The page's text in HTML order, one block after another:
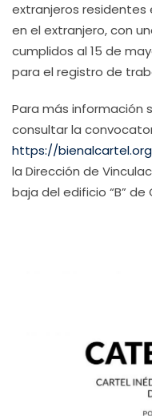
extranjeros residentes
en el extranjero, con
cumplidos al 15 de
para el registro de
Para más información
consultar la
https://
la Dirección de
baja del edificio “B” de